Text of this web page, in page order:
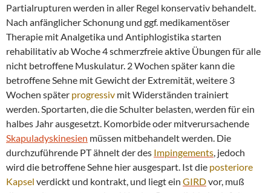
Partialrupturen werden in aller Regel konservativ behandelt.
Nach anfänglicher Schonung und ggf. medikamentöser
Therapie mit Analgetika und Antiphlogistika starten
rehabilitativ ab Woche 4 schmerzfreie aktive Übungen für alle
nicht betroffene Muskulatur. 2 Wochen später kann die
betroffene Sehne mit Gewicht der Extremität, weitere 3
Wochen später progressiv mit Widerständen trainiert
werden. Sportarten, die die Schulter belasten, werden für ein
halbes Jahr ausgesetzt. Komorbide oder mitverursachende
Skapuladyskinesien müssen mitbehandelt werden. Die
durchzuführende PT ähnelt der des Impingements, jedoch
wird die betroffene Sehne hier ausgespart. Ist die posteriore
Kapsel verdickt und kontrakt, und liegt ein GIRDvor, muß